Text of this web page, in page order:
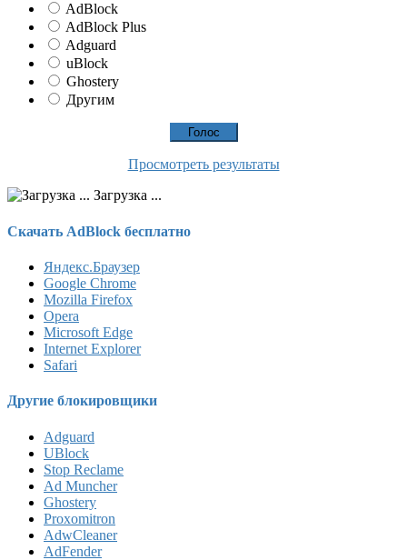
AdBlock
AdBlock Plus
Adguard
uBlock
Ghostery
Другим
Просмотреть результаты
Загрузка ...
Скачать AdBlock бесплатно
Яндекс.Браузер
Google Chrome
Mozilla Firefox
Opera
Microsoft Edge
Internet Explorer
Safari
Другие блокировщики
Adguard
UBlock
Stop Reclame
Ad Muncher
Ghostery
Proxomitron
AdwCleaner
AdFender